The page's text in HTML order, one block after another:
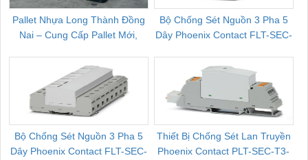
Pallet Nhựa Long Thành Đồng
Nai – Cung Cấp Pallet Mới,
Bộ Chống Sét Nguồn 3 Pha 5
Dây Phoenix Contact FLT-SEC-
Bộ Chống Sét Nguồn 3 Pha 5
Dây Phoenix Contact FLT-SEC-
Thiết Bị Chống Sét Lan Truyền
Phoenix Contact PLT-SEC-T3-